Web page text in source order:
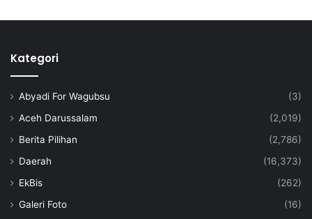
Kategori
Abyadi For Wagubsu
(3)
Aceh Darussalam
(2,019)
Berita Pilihan
(2,786)
Daerah
(16,373)
EkBis
(262)
Galeri Foto
(16)